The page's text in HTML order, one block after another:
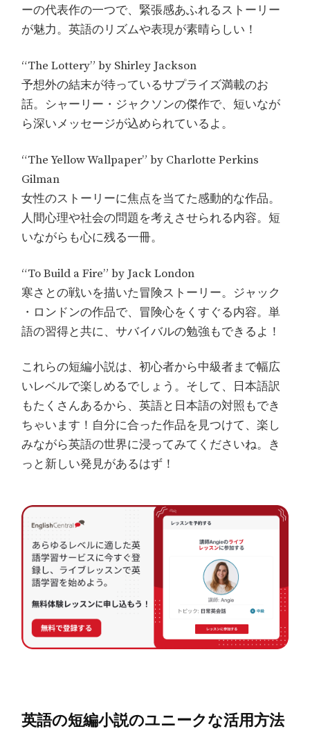
ーの代表作の一つで、緊張感あふれるストーリー
が魅力。英語のリズムや表現が素晴らしい！
“The Lottery” by Shirley Jackson
予想外の結末が待っているサプライズ満載のお
話。シャーリー・ジャクソンの傑作で、短いなが
ら深いメッセージが込められているよ。
“The Yellow Wallpaper” by Charlotte Perkins
Gilman
女性のストーリーに焦点を当てた感動的な作品。
人間心理や社会の問題を考えさせられる内容。短
いながらも心に残る一冊。
“To Build a Fire” by Jack London
寒さとの戦いを描いた冒険ストーリー。ジャック
・ロンドンの作品で、冒険心をくすぐる内容。単
語の習得と共に、サバイバルの勉強もできるよ！
これらの短編小説は、初心者から中級者まで幅広
いレベルで楽しめるでしょう。そして、日本語訳
もたくさんあるから、英語と日本語の対照もでき
ちゃいます！自分に合った作品を見つけて、楽し
みながら英語の世界に浸ってみてくださいね。き
っと新しい発見があるはず！
英語の短編小説のユニークな活用方法